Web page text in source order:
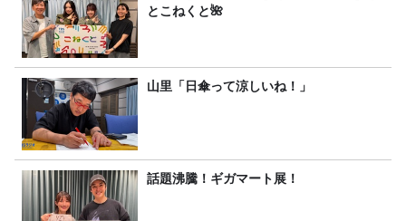
とこねくと🌺
山里「日傘って涼しいね！」
話題沸騰！ギガマート展！